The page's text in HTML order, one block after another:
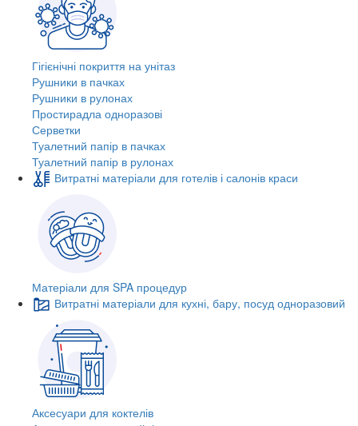
Гігієнічні покриття на унітаз
Рушники в пачках
Рушники в рулонах
Простирадла одноразові
Серветки
Туалетний папір в пачках
Туалетний папір в рулонах
Витратні матеріали для готелів і салонів краси
Матеріали для SPA процедур
Витратні матеріали для кухні, бару, посуд одноразовий
Аксесуари для коктелів